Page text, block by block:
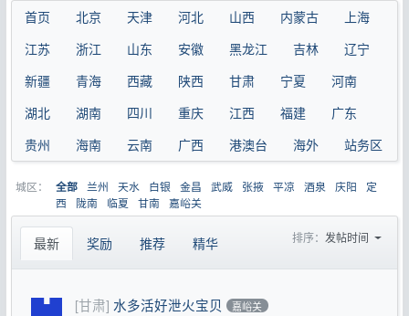
首页 北京 天津 河北 山西 内蒙古
上海
江苏
浙江 山东 安徽 黑龙江 吉林
辽宁
新疆
青海 西藏 陕西 甘肃 宁夏
河南
湖北
湖南 四川 重庆 江西 福建
广东
贵州
海南 云南 广西 港澳台 海外 站务区
城区： 全部 兰州 天水 白银 金昌 武威 张掖 平凉 酒泉 庆阳
定
西
陇南 临夏 甘南 嘉峪关
最新 奖励 推荐 精华 排序： 发帖时间
[甘肃] 水多活好泄火宝贝 嘉峪关